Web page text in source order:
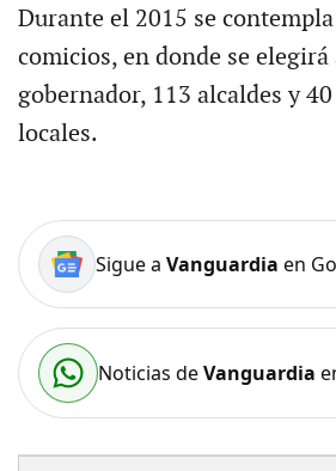
Durante el 2015 se
comicios, en donde se elegirá
gobernador, 113 alcaldes y
locales.
Sigue a Vanguardia en
Noticias deVanguardia